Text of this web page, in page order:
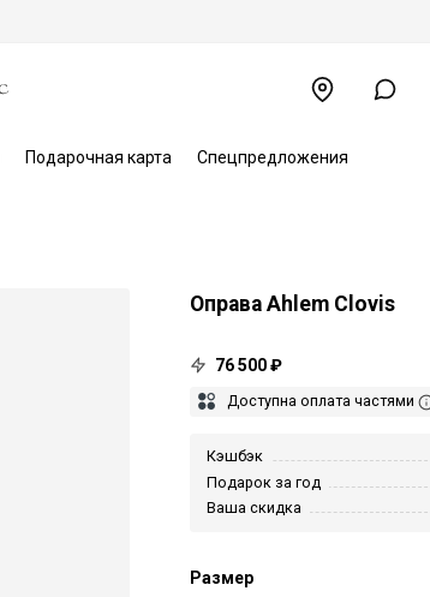
Подарочная карта Спецпредложения
Оправа Ahlem Clovis
76 500 ₽
Доступна оплата частями
Кэшбэк
Подарок за год
Ваша скидка
Размер